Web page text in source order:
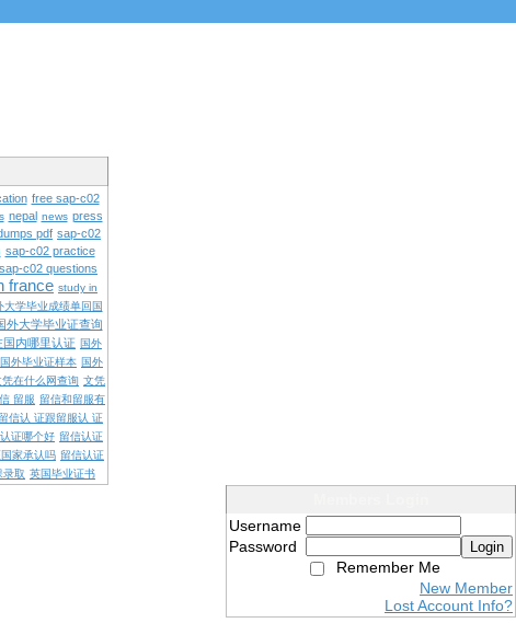
free sap-c02
nepal news press
pdf sap-c02
sap-c02 practice
sap-c02 questions
france study in
大学毕业成绩单回国
外大学毕业证查询
国内哪里认证 国外
国外毕业证样本 国外
凭在什么网查询 文凭
留服 留信和留服有
信认 证跟留服认 证
证哪个好 留信认证
家承认吗 留信认证
录取 英国毕业证书
Username
Password
Login
Remember Me
New Member
Lost Account Info?